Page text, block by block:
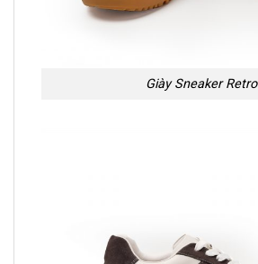
Giày Sneaker Retro